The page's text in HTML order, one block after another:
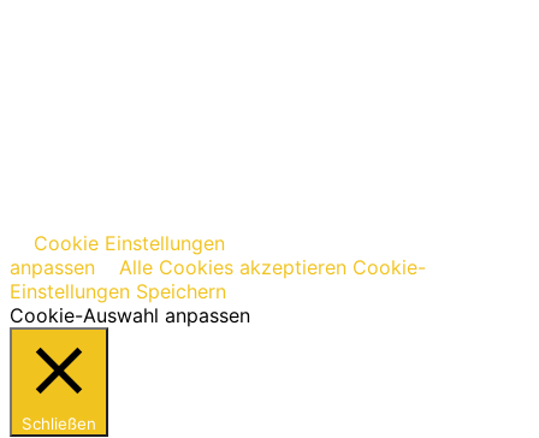
Cookie Einstellungen
anpassen
Alle Cookies akzeptieren Cookie-
Einstellungen Speichern
Cookie-Auswahl anpassen
Schließen